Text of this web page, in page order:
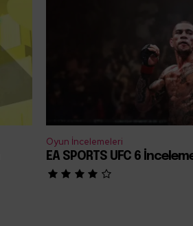
Oyun İncelemeleri
EA SPORTS UFC 6